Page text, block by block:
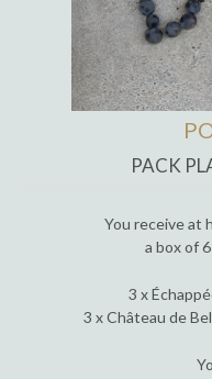
PACK
You receive at
a box of
3 x
3 x Château de